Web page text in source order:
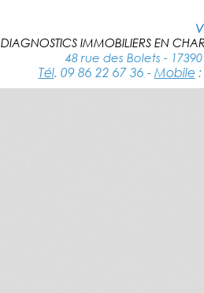
DIAGNOSTICS IMMOBILIERS EN
48 rue des Bolets - 17390
Tél. 09 86 22 67 36 - Mobile: